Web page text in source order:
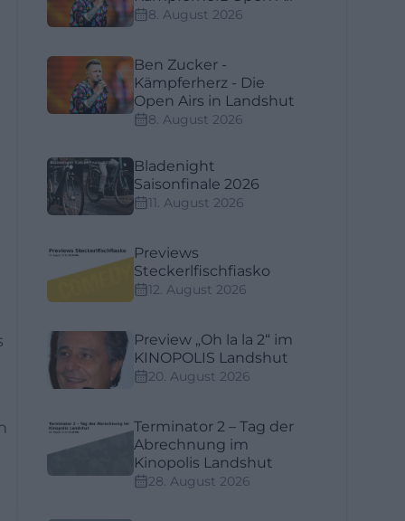
8. August 2026
Ben Zucker -
Kämpferherz - Die
Open Airs in Landshut
8. August 2026
Bladenight
Saisonfinale 2026
11. August 2026
Previews
Steckerlfischfiasko
12. August 2026
Preview „Oh la la 2“ im
KINOPOLIS Landshut
20. August 2026
Terminator 2 – Tag der
Abrechnung im
Kinopolis Landshut
28. August 2026